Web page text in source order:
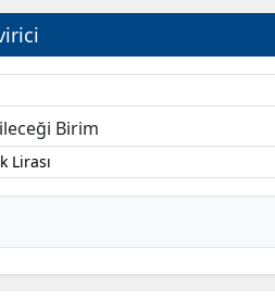
Birim